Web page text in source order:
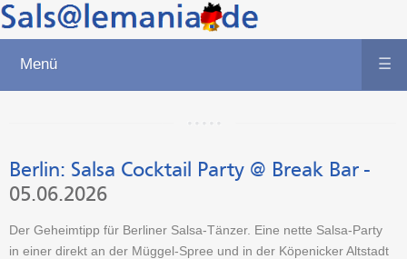
Menü ☰
Berlin: Salsa Cocktail Party @ Break Bar -
05.06.2026
Der Geheimtipp für Berliner Salsa-Tänzer. Eine nette Salsa-Party
in einer direkt an der Müggel-Spree und in der Köpenicker Altstadt